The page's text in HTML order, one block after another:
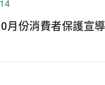
月份消費者保護宣導